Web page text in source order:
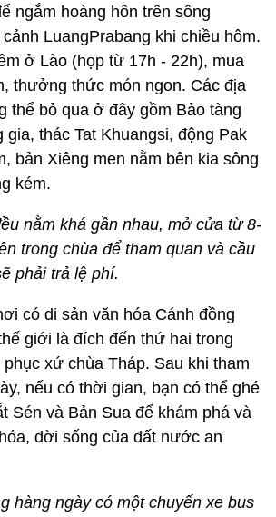
ngắm hoàng hôn trên sông
LuangPrabang khi chiều hôm.
ở Lào (họp từ 17h - 22h), mua
thưởng thức món ngon. Các địa
thể bỏ qua ở đây gồm Bảo tàng
gia, thác Tat Khuangsi, động Pak
bản Xiêng men nằm bên kia sông
kém.
nằm khá gần nhau, mở cửa từ 8-
trong chùa để tham quan và cầu
phải trả lệ phí.
có di sản văn hóa Cánh đồng
giới là đích đến thứ hai trong
xứ chùa Tháp. Sau khi tham
nếu có thời gian, bạn có thể ghé
Sén và Bản Sua để khám phá và
đời sống của đất nước an
hàng ngày có một chuyến xe bus